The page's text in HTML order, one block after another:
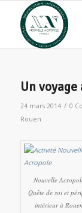
Un
24 mars 2014 / 0
Rouen
Nouvelle
Quête de soi et
intérieur à Rouen